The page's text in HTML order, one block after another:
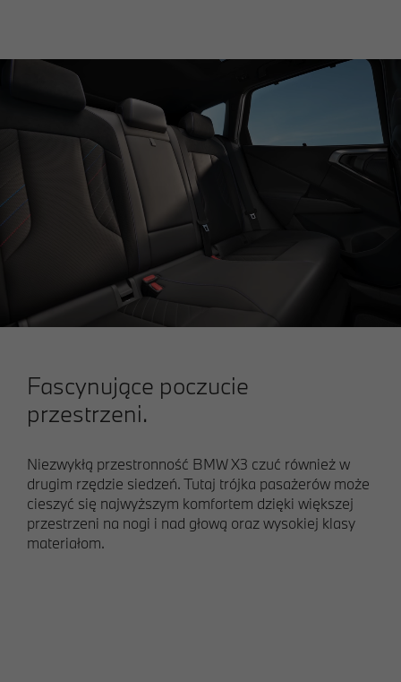
Fascynujące poczucie
przestrzeni.
Niezwykłą przestronność BMW X3 czuć również w
drugim rzędzie siedzeń. Tutaj trójka pasażerów może
cieszyć się najwyższym komfortem dzięki większej
przestrzeni na nogi i nad głową oraz wysokiej klasy
materiałom.